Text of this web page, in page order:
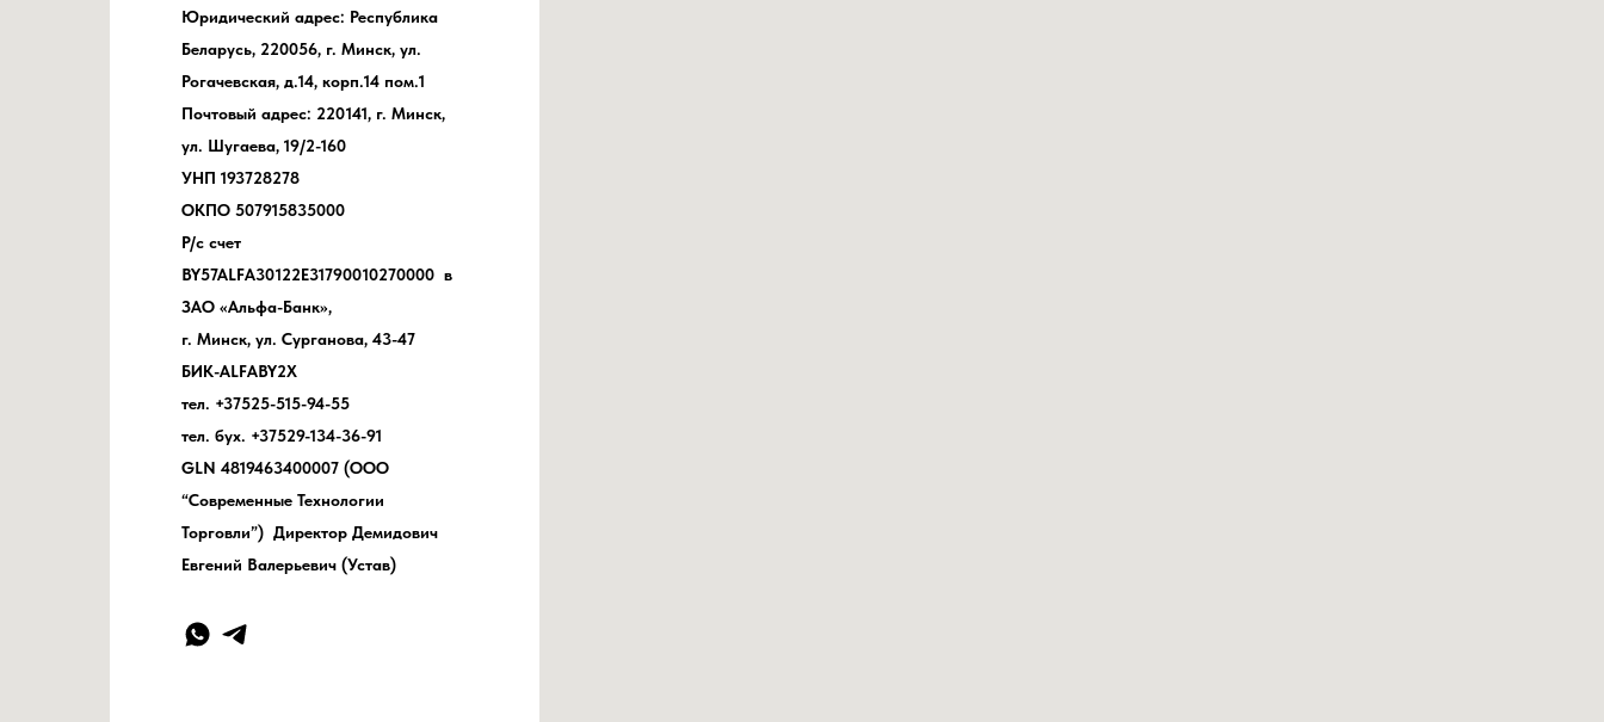
Юридический адрес: Республика
Беларусь, 220056, г. Минск, ул.
Рогачевская, д.14, корп.14 пом.1
Почтовый адрес: 220141, г. Минск,
ул. Шугаева, 19/2-160
УНП 193728278
ОКПО 507915835000
Р/с счет
BY57ALFA30122E31790010270000 в
ЗАО «Альфа-Банк»,
г. Минск, ул. Сурганова, 43-47
БИК-ALFABY2X
тел. +37525-515-94-55
тел. бух. +37529-134-36-91
GLN 4819463400007 (ООО
“Современные Технологии
Торговли”) Директор Демидович
Евгений Валерьевич (Устав)